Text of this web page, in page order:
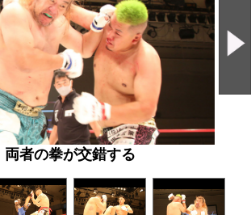
両者の拳が交錯する